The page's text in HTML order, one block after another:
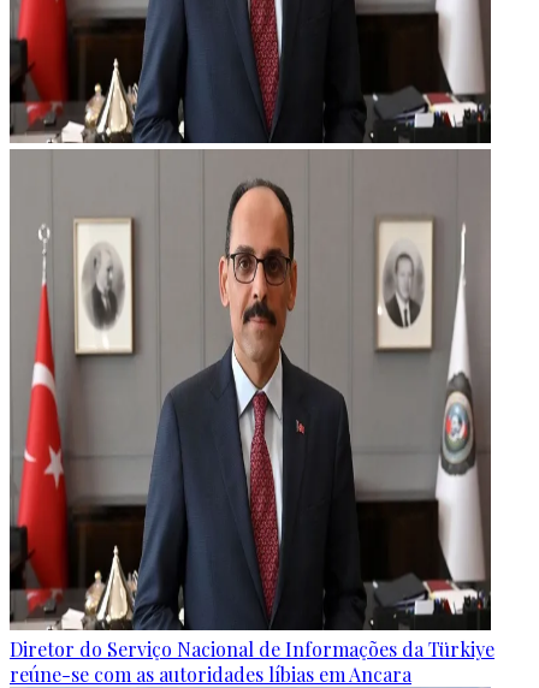
Diretor do Serviço Nacional de Informações da Türkiye
reúne-se com as autoridades líbias em Ancara